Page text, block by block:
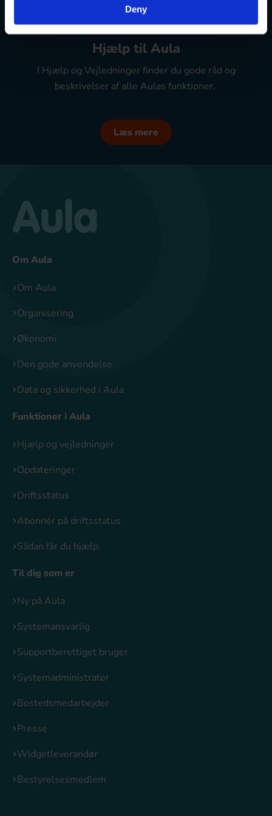
Deny
Hjælp til Aula
I Hjælp og Vejledninger finder du gode råd og
beskrivelser af alle Aulas funktioner.
Læs mere
Om Aula
Om Aula
Organisering
Økonomi
Den gode anvendelse
Data og sikkerhed i Aula
Funktioner i Aula
Hjælp og vejledninger
Opdateringer
Driftsstatus
Abonnér på driftsstatus
Sådan får du hjælp
Til dig som er
Ny på Aula
Systemansvarlig
Supportberettiget bruger
Systemadministrator
Bostedsmedarbejder
Presse
Widgetleverandør
Bestyrelsesmedlem